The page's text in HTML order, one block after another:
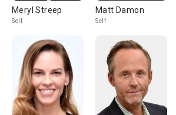
Meryl Streep
Self
Matt Damon
Self